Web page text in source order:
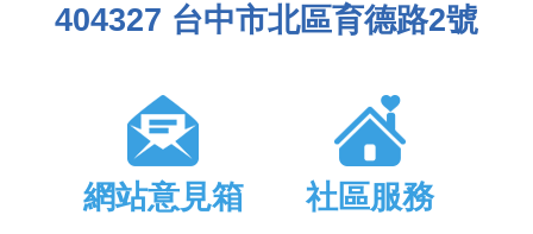
404327 台中市北區育德路2號
網站意見箱 社區服務